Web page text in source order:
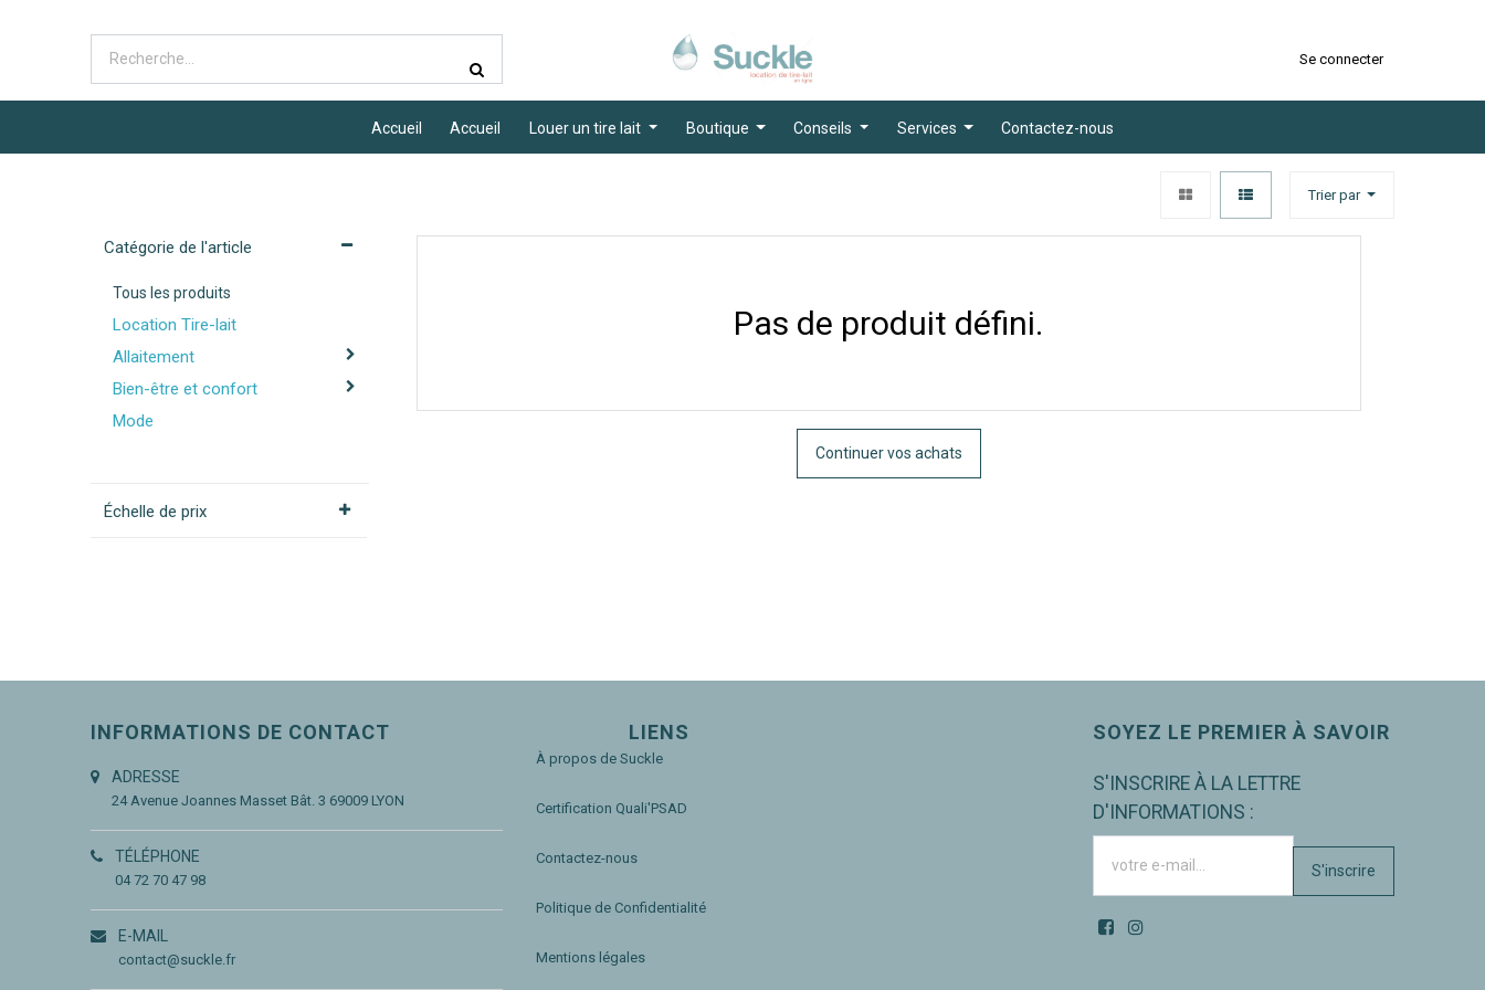
Se connecter
Accueil Accueil Louer un tire lait Boutique Conseils Services Contactez-nous
Trier par
Catégorie de l'article
Tous les produits
Location Tire-lait
Allaitement
Bien-être et confort
Mode
Échelle de prix
Pas de produit défini.
Continuer vos achats
INFORMATIONS DE CONTACT
ADRESSE
24 Avenue Joannes Masset Bât. 3 69009 LYON
TÉLÉPHONE
04 72 70 47 98
E-MAIL
contact@suckle.fr
LIENS
À propos de Suckle
Certification Quali'PSAD
Contactez-nous
Politique de Confidentialité
Mentions légales
SOYEZ LE PREMIER À SAVOIR
S'INSCRIRE À LA LETTRE
D'INFORMATIONS :
S'inscrire